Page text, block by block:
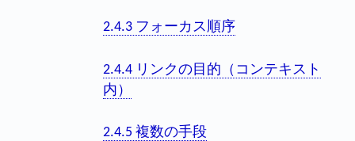
2.4.3 フォーカス順序
2.4.4 リンクの目的（コンテキスト
内）
2.4.5 複数の手段